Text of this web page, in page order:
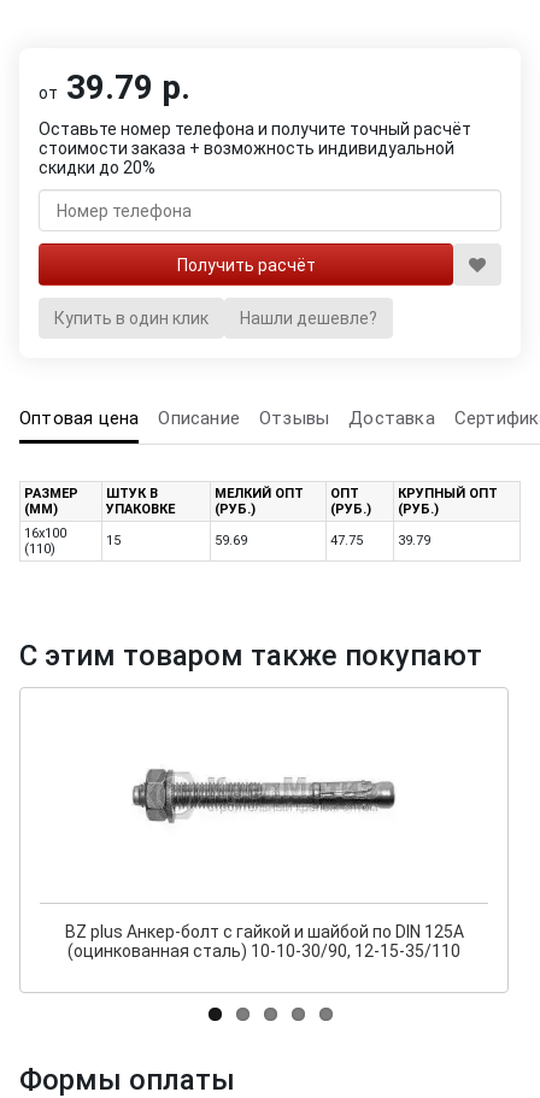
от 39.79 р.
Оставьте номер телефона и получите точный расчёт
стоимости заказа + возможность индивидуальной
скидки до 20%
Купить в один клик Нашли дешевле?
Оптовая цена Описание Отзывы Доставка
РАЗМЕР
(ММ)
ШТУК В
УПАКОВКЕ
МЕЛКИЙ ОПТ
(РУБ.)
ОПТ
(РУБ.)
КРУПНЫЙ ОПТ
(РУБ.)
16х100
(110)
15 59.69 47.75 39.79
С этим товаром также покупают
BZ plus Анкер-болт с гайкой и шайбой по DIN 125A
(оцинкованная сталь) 10-10-30/90, 12-15-35/110
Формы оплаты